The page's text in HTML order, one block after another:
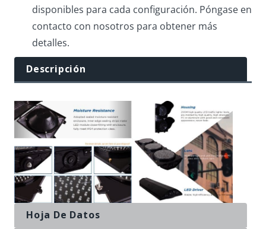
disponibles para cada configuración. Póngase en
contacto con nosotros para obtener más
detalles.
Descripción
Hoja De Datos